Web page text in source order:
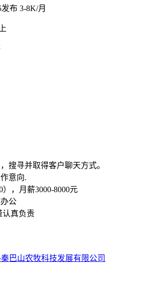
发布 3-8K/月
搜寻并取得客户聊天方式。
意向.
，月薪3000-8000元
公
认真负责
巴山农牧科技发展有限公司